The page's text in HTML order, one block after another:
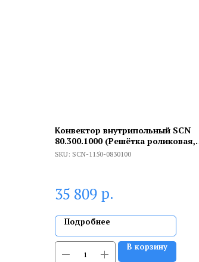
Конвектор внутрипольный SCN
80.300.1000 (Решётка роликовая,
фактура Сосна PINE01)
SKU: SCN-1150-0830100
35 809 р.
Подробнее
В корзину